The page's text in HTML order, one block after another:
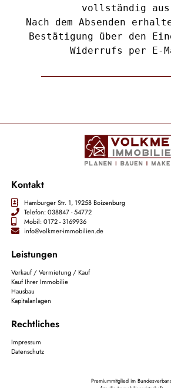
vollständig
Nach dem Absenden
Bestätigung über den
Widerrufs per E-
Kontakt
Hamburger Str. 1, 19258 Boizenburg
Telefon: 038847 - 54772
Mobil: 0172 - 3169936
info@volkmer-immobilien.de
Leistungen
Verkauf / Vermietung / Kauf
Kauf Ihrer Immobilie
Hausbau
Kapitalanlagen
Rechtliches
Impressum
Datenschutz
Premiummitglied im